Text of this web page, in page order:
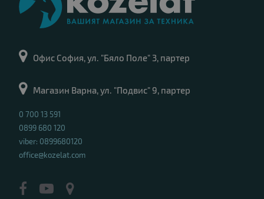
Офис София, ул. "Бяло Поле" 3, партер
Магазин Варна, ул. "Подвис" 9, партер
0 700 13 591
0899 680 120
viber: 0899680120
office@kozelat.com